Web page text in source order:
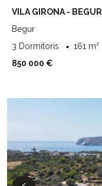
VILA GIRONA - BEGUR
Begur
3 Dormitoris
161 m²
850 000 €